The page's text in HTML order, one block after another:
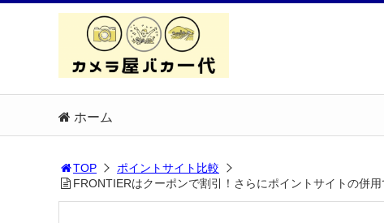
ホーム
TOP
ポイントサイト比較
FRONTIERはクーポンで割引！さらにポイントサイトの併